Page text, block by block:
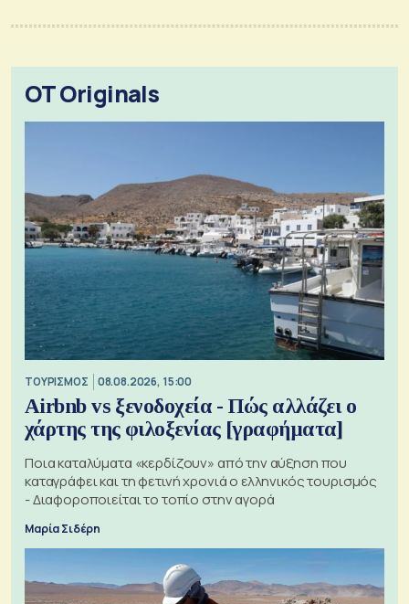
OT Originals
ΤΟΥΡΙΣΜΟΣ 08.08.2026, 15:00
Airbnb vs ξενοδοχεία - Πώς αλλάζει ο
χάρτης της φιλοξενίας [γραφήματα]
Ποια καταλύματα «κερδίζουν» από την αύξηση που
καταγράφει και τη φετινή χρονιά ο ελληνικός τουρισμός
- Διαφοροποιείται το τοπίο στην αγορά
Μαρία Σιδέρη